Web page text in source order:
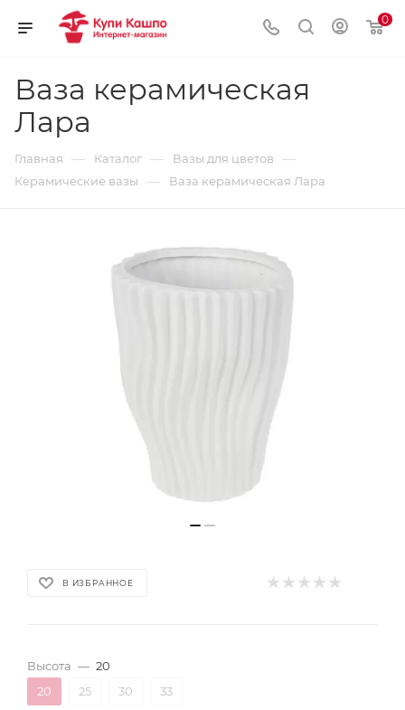
0
Ваза керамическая
Лара
Главная — Каталог — Вазы для цветов —
Керамические вазы — Ваза керамическая Лара
В ИЗБРАННОЕ
Высота — 20
20
25 30 33